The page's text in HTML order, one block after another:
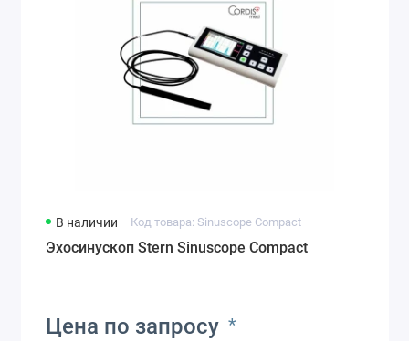
В наличии Код товара: Sinuscope Compact
Эхосинускоп Stern Sinuscope Compact
Цена по запросу *